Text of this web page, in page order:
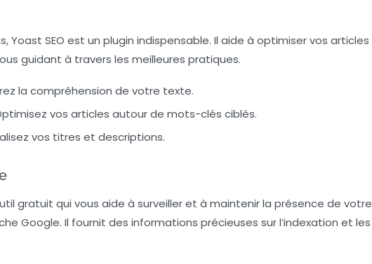
Yoast SEO est un plugin indispensable. Il aide à optimiser vos articles
guidant à travers les meilleures pratiques.
la compréhension de votre texte.
vos articles autour de mots-clés ciblés.
vos titres et descriptions.
gratuit qui vous aide à surveiller et à maintenir la présence de votre
Google. Il fournit des informations précieuses sur l’indexation et les